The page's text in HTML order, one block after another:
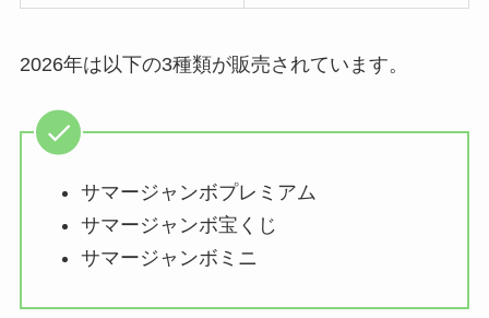
2026年は以下の3種類が販売されています。
サマージャンボプレミアム
サマージャンボ宝くじ
サマージャンボミニ